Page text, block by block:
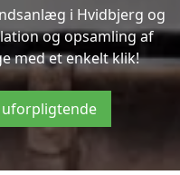
i Hvidbjerg og
og opsamling af
med et enkelt klik!
uforpligtende